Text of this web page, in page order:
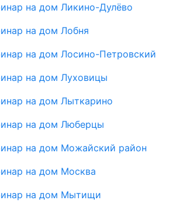
на дом Ликино-Дулёво
на дом Лобня
на дом Лосино-Петровский
на дом Луховицы
на дом Лыткарино
на дом Люберцы
на дом Можайский район
на дом Москва
на дом Мытищи